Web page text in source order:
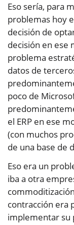
Eso sería, para
problemas hoy
decisión de
decisión en ese
problema
datos de
poco de
el ERP en ese
(con muchos
de una base de
Eso era un
iba a otra
contracción era
implementar su